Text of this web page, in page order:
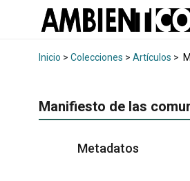
Inicio > Colecciones > Artículos >
Manifiesto de las
Metadatos